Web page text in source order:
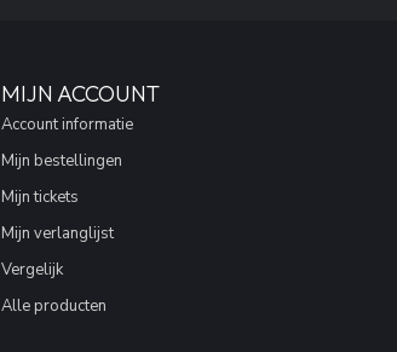
MIJN ACCOUNT
Account informatie
Mijn bestellingen
Mijn tickets
Mijn verlanglijst
Vergelijk
Alle producten